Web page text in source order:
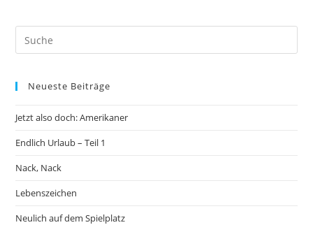
Neueste Beiträge
Jetzt also doch: Amerikaner
Endlich Urlaub – Teil 1
Nack, Nack
Lebenszeichen
Neulich auf dem Spielplatz